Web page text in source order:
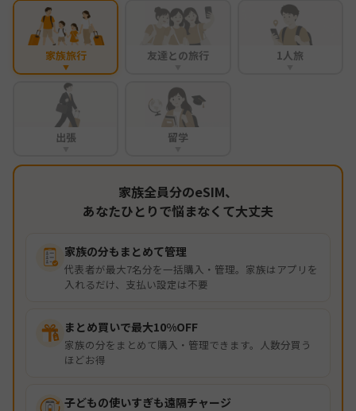
家族旅行
▼
友達との旅行 1人旅
出張 留学
家族全員分のeSIM、
あなたひとりで悩まなくて大丈夫
家族の分もまとめて管理
代表者が最大7名分を一括購入・管理。家族はアプリを
入れるだけ、支払い設定は不要
まとめ買いで最大10%OFF
家族の分をまとめて購入・管理できます。人数分買う
ほどお得
子どもの使いすぎも遠隔チャージ